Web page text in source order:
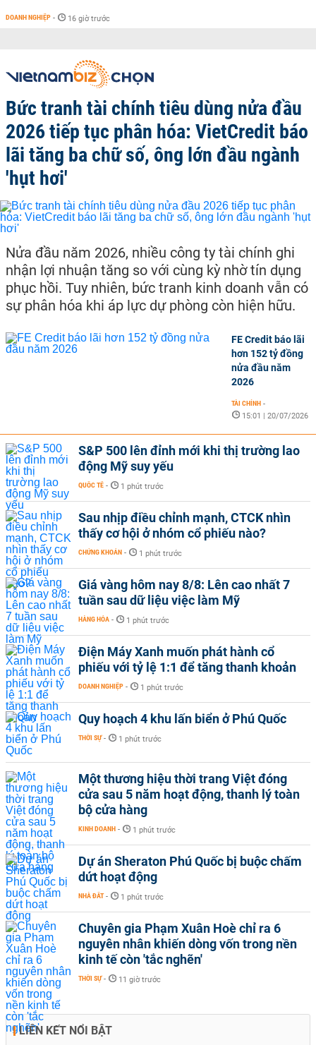
DOANH NGHIỆP - 16 giờ trước
Bức tranh tài chính tiêu dùng nửa đầu
2026 tiếp tục phân hóa: VietCredit báo
lãi tăng ba chữ số, ông lớn đầu ngành
'hụt hơi'
Nửa đầu năm 2026, nhiều công ty tài chính ghi
nhận lợi nhuận tăng so với cùng kỳ nhờ tín dụng
phục hồi. Tuy nhiên, bức tranh kinh doanh vẫn có
sự phân hóa khi áp lực dự phòng còn hiện hữu.
FE Credit báo lãi
hơn 152 tỷ đồng
nửa đầu năm
2026
TÀI CHÍNH -
15:01 | 20/07/2026
S&P 500 lên đỉnh mới khi thị trường lao
động Mỹ suy yếu
QUỐC TẾ - 1 phút trước
Sau nhịp điều chỉnh mạnh, CTCK nhìn
thấy cơ hội ở nhóm cổ phiếu nào?
CHỨNG KHOÁN - 1 phút trước
Giá vàng hôm nay 8/8: Lên cao nhất 7
tuần sau dữ liệu việc làm Mỹ
HÀNG HÓA - 1 phút trước
Điện Máy Xanh muốn phát hành cổ
phiếu với tỷ lệ 1:1 để tăng thanh khoản
DOANH NGHIỆP - 1 phút trước
Quy hoạch 4 khu lấn biển ở Phú Quốc
THỜI SỰ - 1 phút trước
Một thương hiệu thời trang Việt đóng
cửa sau 5 năm hoạt động, thanh lý toàn
bộ cửa hàng
KINH DOANH - 1 phút trước
Dự án Sheraton Phú Quốc bị buộc chấm
dứt hoạt động
NHÀ ĐẤT - 1 phút trước
Chuyên gia Phạm Xuân Hoè chỉ ra 6
nguyên nhân khiến dòng vốn trong nền
kinh tế còn 'tắc nghẽn'
THỜI SỰ - 11 giờ trước
LIÊN KẾT NỔI BẬT